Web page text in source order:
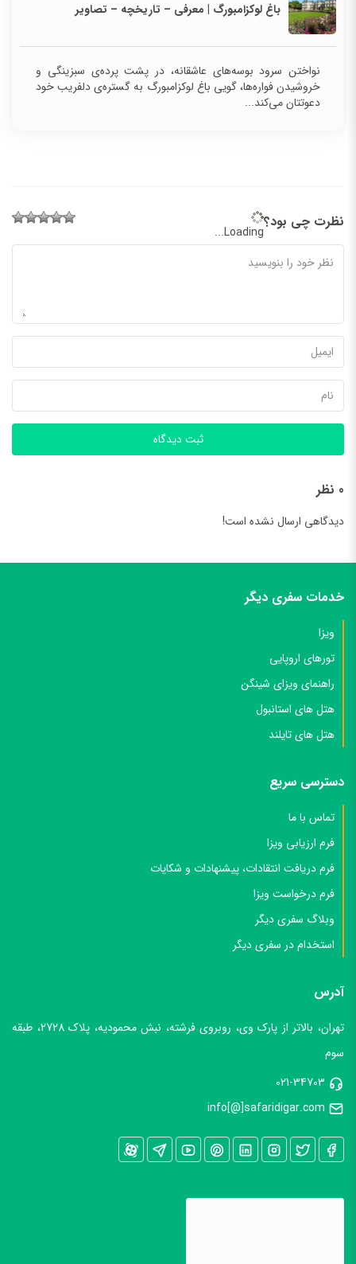
باغ لوکزامبورگ | معرفی – تاریخچه – تصاویر
نواختن سرود بوسه‌های عاشقانه، در پشت پرده‌ی سبزینگی و
خروشیدن فواره‌ها، گویی باغ لوکزامبورگ به گستره‌ی دلفریب خود
دعوتتان می‌کند...
نظرت چی بود؟
Loading...
ثبت دیدگاه
0 نظر
دیدگاهی ارسال نشده است!
خدمات سفری دیگر
ویزا
تورهای اروپایی
راهنمای ویزای شینگن
هتل های استانبول
هتل های تایلند
دسترسی سریع
تماس با ما
فرم ارزیابی ویزا
فرم دریافت انتقادات، پیشنهادات و شکایات
فرم درخواست ویزا
وبلاگ سفری دیگر
استخدام در سفری دیگر
آدرس
تهران، بالاتر از پارک وی، روبروی فرشته، نبش محمودیه، پلاک 2728، طبقه
سوم
021-34703
info[@]safaridigar.com